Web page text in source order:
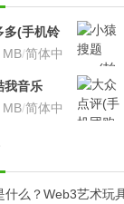
多(手机铃
)v8.7.66 安
MB/简体中
我音乐
安卓版
/简体中
什么？Web3艺术玩